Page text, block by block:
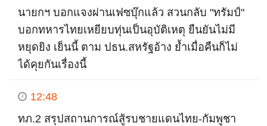
นายกฯ บอกแจงผ่านเฟซบุ๊กแล้ว สวนกลับ "ทรัมป์"
บอกทหารไทยเหยียบทุ่นเป็นอุบัติเหตุ ยืนยันไม่มี
หยุดยิง เย็นนี้ ตาม ปธน.สหรัฐอ้าง ย้ำเมื่อคืนก็ไม่
ได้คุยกันเรื่องนี้
12:48
ทภ.2 สรุปสถานการณ์สู้รบชายแดนไทย-กัมพูชา